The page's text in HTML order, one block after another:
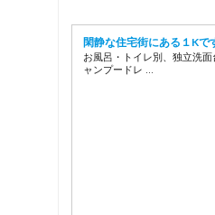
閑静な住宅街にある１Kで
お風呂・トイレ別、独立洗
ャンプードレ …